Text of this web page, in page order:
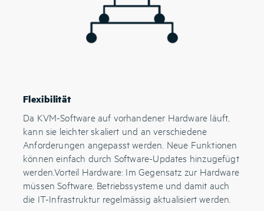
Flexibilität
Da KVM-Software auf vorhandener Hardware läuft,
kann sie leichter skaliert und an verschiedene
Anforderungen angepasst werden. Neue Funktionen
können einfach durch Software-Updates hinzugefügt
werden.Vorteil Hardware: Im Gegensatz zur Hardware
müssen Software, Betriebssysteme und damit auch
die IT-Infrastruktur regelmässig aktualisiert werden.